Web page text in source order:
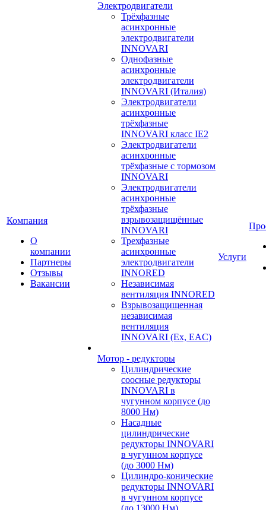
Компания
О
компании
Партнеры
Отзывы
Вакансии
Электродвигатели
Трёхфазные
асинхронные
электродвигатели
INNOVARI
Однофазные
асинхронные
электродвигатели
INNOVARI (Италия)
Электродвигатели
асинхронные
трёхфазные
INNOVARI класс IE2
Электродвигатели
асинхронные
трёхфазные с тормозом
INNOVARI
Электродвигатели
асинхронные
трёхфазные
взрывозащищённые
INNOVARI
Трехфазные
асинхронные
электродвигатели
INNORED
Независимая
вентиляция INNORED
Взрывозащищенная
независимая
вентиляция
INNOVARI (Ex, EAC)
Мотор - редукторы
Цилиндрические
соосные редукторы
INNOVARI в
чугунном корпусе (до
8000 Нм)
Насадные
цилиндрические
редукторы INNOVARI
в чугунном корпусе
(до 3000 Нм)
Цилиндро-конические
редукторы INNOVARI
в чугунном корпусе
(до 13000 Нм)
Услуги